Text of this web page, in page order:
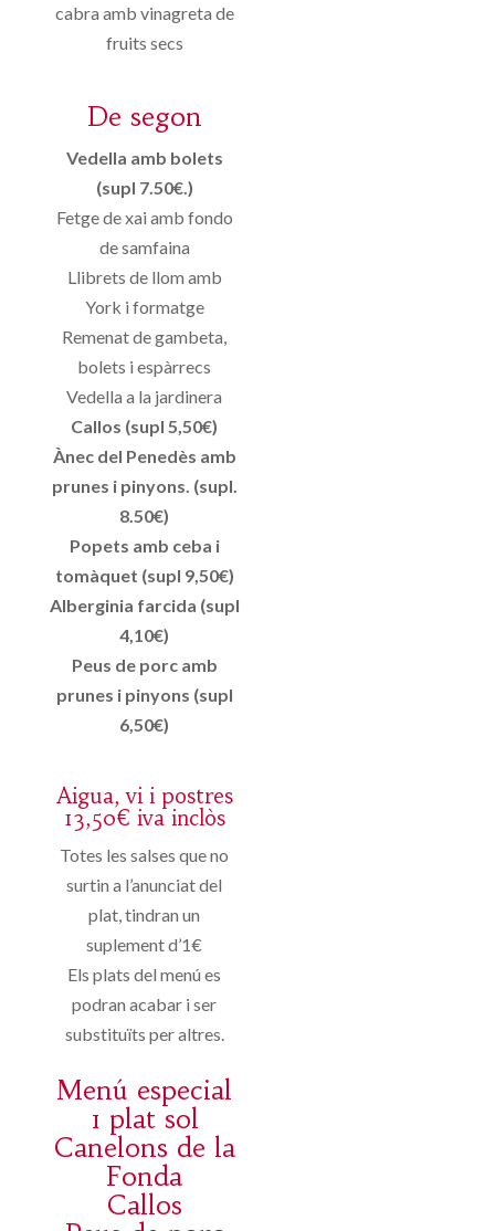
cabra amb vinagreta de
fruits secs
De segon
Vedella amb bolets
(supl 7.50€.)
Fetge de xai amb fondo
de samfaina
Llibrets de llom amb
York i formatge
Remenat de gambeta,
bolets i espàrrecs
Vedella a la jardinera
Callos (supl 5,50€)
Ànec del Penedès amb
prunes i pinyons. (supl.
8.50€)
Popets amb ceba i
tomàquet (supl 9,50€)
Alberginia farcida (supl
4,10€)
Peus de porc amb
prunes i pinyons (supl
6,50€)
Aigua, vi i postres
13,50€ iva inclòs
Totes les salses que no
surtin a l’anunciat del
plat, tindran un
suplement d’1€
Els plats del menú es
podran acabar i ser
substituïts per altres.
Menú especial
1 plat sol
Canelons de la
Fonda
Callos